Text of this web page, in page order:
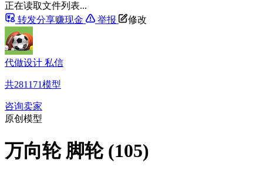
正在读取文件列表...
转发分享赚现金
举报 修改
代做设计 私信
共281171模型
咨询卖家
原创模型
万向轮 脚轮 (105)